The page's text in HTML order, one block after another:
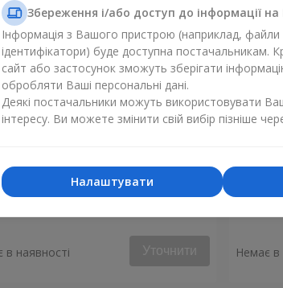
"Ніжне почуття"
в наявності Уточнити Немає в
Збереження і/або доступ до інформації
Інформація з Вашого пристрою (наприклад, файли
ідентифікатори) буде доступна постачальникам.
сайт або застосунок зможуть зберігати
обробляти Ваші персональні дані.
Деякі постачальники можуть використовувати
інтересу. Ви можете змінити свій вибір пізніше
Налаштувати